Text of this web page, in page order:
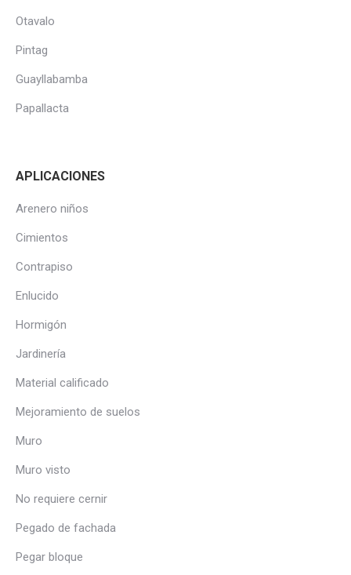
Otavalo
Pintag
Guayllabamba
Papallacta
APLICACIONES
Arenero niños
Cimientos
Contrapiso
Enlucido
Hormigón
Jardinería
Material calificado
Mejoramiento de suelos
Muro
Muro visto
No requiere cernir
Pegado de fachada
Pegar bloque